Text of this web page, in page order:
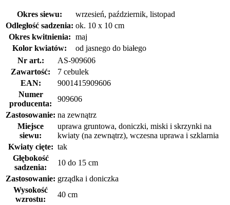
Okres siewu:
wrzesień, październik, listopad
Odległość sadzenia: ok. 10 x 10 cm
Okres kwitnienia: maj
Kolor kwiatów:
od jasnego do białego
Nr art.:
AS-909606
Zawartość:
7 cebulek
EAN:
9001415909606
Numer
producenta:
909606
Zastosowanie: na zewnątrz
Miejsce
siewu:
uprawa gruntowa, doniczki, miski i skrzynki na
kwiaty (na zewnątrz), wczesna uprawa i szklarnia
Kwiaty cięte: tak
Głębokość
sadzenia:
10 do 15 cm
Zastosowanie: grządka i doniczka
Wysokość
wzrostu:
40 cm